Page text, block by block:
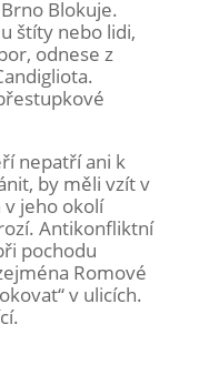
Blokuje.
štíty nebo lidi,
odnese z
nepatří ani k
by měli vzít v
v jeho okolí
Antikonfliktní
pochodu
Romové
v ulicích.